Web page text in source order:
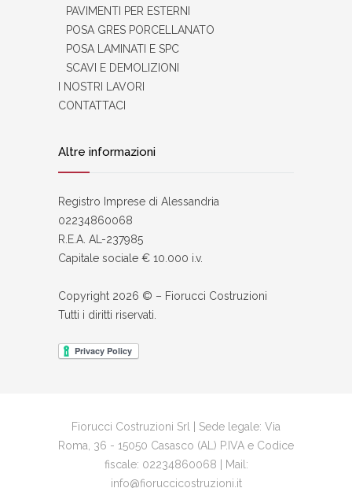
PAVIMENTI PER ESTERNI
POSA GRES PORCELLANATO
POSA LAMINATI E SPC
SCAVI E DEMOLIZIONI
I NOSTRI LAVORI
CONTATTACI
Altre informazioni
Registro Imprese di Alessandria
02234860068
R.E.A. AL-237985
Capitale sociale € 10.000 i.v.
Copyright 2026 © – Fiorucci Costruzioni
Tutti i diritti riservati.
Fiorucci Costruzioni Srl | Sede legale: Via
Roma, 36 - 15050 Casasco (AL) P.IVA e Codice
fiscale: 02234860068 | Mail:
info@fioruccicostruzioni.it